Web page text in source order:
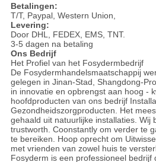
Betalingen:
T/T, Paypal, Western Union,
Levering:
Door DHL, FEDEX, EMS, TNT.
3-5 dagen na betaling
Ons Bedrijf
Het Profiel van het Fosydermbedrijf
De Fosydermhandelsmaatschappij
gelegen in Jinan-Stad, Shangdong-
in innovatie en opbrengst aan hoog -
hoofdproducten van ons bedrijf
Gezondheidszorgproducten. Het
gehaald uit natuurlijke installaties. Wij
trustworth. Coonstantly om verder te
te bereiken. Hoop oprecht om
met vrienden van zowel huis te
Fosyderm is een professioneel bedrijf